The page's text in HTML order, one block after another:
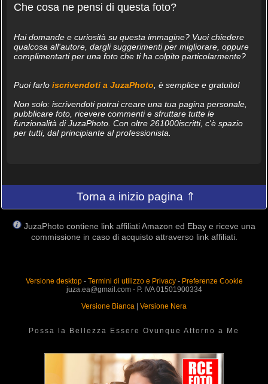
Che cosa ne pensi di questa foto?
Hai domande e curiosità su questa immagine? Vuoi chiedere
qualcosa all'autore, dargli suggerimenti per migliorare, oppure
complimentarti per una foto che ti ha colpito particolarmente?
Puoi farlo iscrivendoti a JuzaPhoto , è semplice e gratuito!
Non solo: iscrivendoti potrai creare una tua pagina personale,
pubblicare foto, ricevere commenti e sfruttare tutte le
funzionalità di JuzaPhoto. Con oltre 261000iscritti, c'è spazio
per tutti, dal principiante al professionista.
Torna a inizio pagina ⇑
JuzaPhoto contiene link affiliati Amazon ed Ebay e riceve una
commissione in caso di acquisto attraverso link affiliati.
Versione desktop- Termini di utilizzo e Privacy- Preferenze Cookie
juza.ea@gmail.com - P. IVA 01501900334
Versione Bianca
Versione Nera
Possa la Bellezza Essere Ovunque Attorno a Me